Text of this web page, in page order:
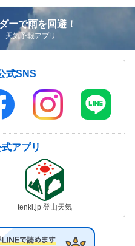
ーで雨を回避！
気予報アプリ
式SNS
アプリ
tenki.jp 登山天気